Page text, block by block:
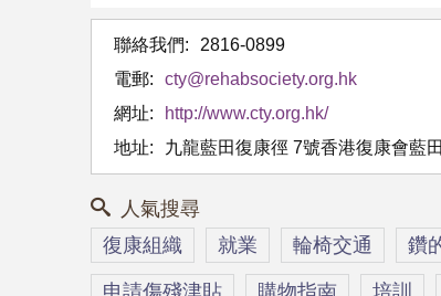
聯絡我們:
2816-0899
電郵:
cty@rehabsociety.org.hk
網址:
http://www.cty.org.hk/
地址:
九龍藍田復康徑 7號香港復康會藍
人氣搜尋
復康組織 就業 輪椅交通 鑽
申請傷殘津貼 購物指南 培訓